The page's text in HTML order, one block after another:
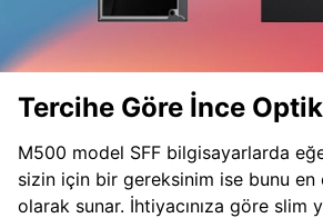
Tercihe Göre İnce
M500 model SFF bilgisayarlarda
sizin için bir gereksinim ise bunu
olarak sunar. İhtiyacınıza göre slim